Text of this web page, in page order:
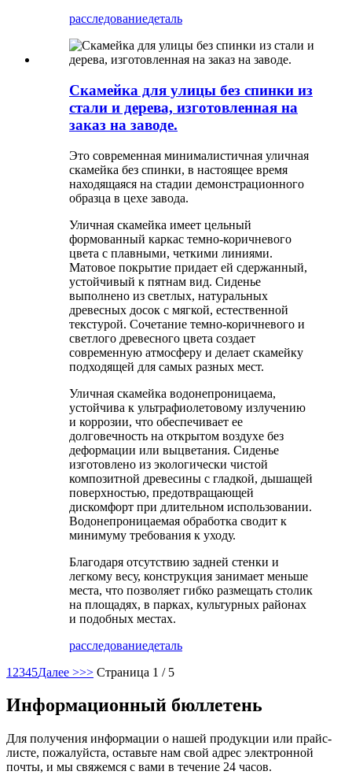
расследованиедеталь
Скамейка для улицы без спинки из
стали и дерева, изготовленная на
заказ на заводе.
Это современная минималистичная уличная
скамейка без спинки, в настоящее время
находящаяся на стадии демонстрационного
образца в цехе завода.
Уличная скамейка имеет цельный
формованный каркас темно-коричневого
цвета с плавными, четкими линиями.
Матовое покрытие придает ей сдержанный,
устойчивый к пятнам вид. Сиденье
выполнено из светлых, натуральных
древесных досок с мягкой, естественной
текстурой. Сочетание темно-коричневого и
светлого древесного цвета создает
современную атмосферу и делает скамейку
подходящей для самых разных мест.
Уличная скамейка водонепроницаема,
устойчива к ультрафиолетовому излучению
и коррозии, что обеспечивает ее
долговечность на открытом воздухе без
деформации или выцветания. Сиденье
изготовлено из экологически чистой
композитной древесины с гладкой, дышащей
поверхностью, предотвращающей
дискомфорт при длительном использовании.
Водонепроницаемая обработка сводит к
минимуму требования к уходу.
Благодаря отсутствию задней стенки и
легкому весу, конструкция занимает меньше
места, что позволяет гибко размещать столик
на площадях, в парках, культурных районах
и подобных местах.
расследованиедеталь
1 2345Далее >>> Страница 1 / 5
Информационный бюллетень
Для получения информации о нашей продукции или прайс-
листе, пожалуйста, оставьте нам свой адрес электронной
почты, и мы свяжемся с вами в течение 24 часов.